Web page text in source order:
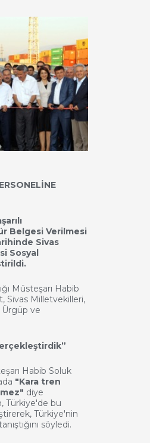
Belgesi Verilmesi
Sivas
Sosyal
Müsteşarı Habib
Sivas Milletvekilleri,
Ürgüp ve
Habib Soluk
"Kara tren
diye
Türkiye'de bu
Türkiye'nin
söyledi.